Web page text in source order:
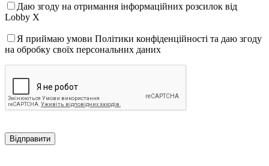
Даю згоду на отримання інформаційних розсилок від
Lobby X
Я приймаю умови Політики конфіденційності та даю згоду
на обробку своїх персональних даних